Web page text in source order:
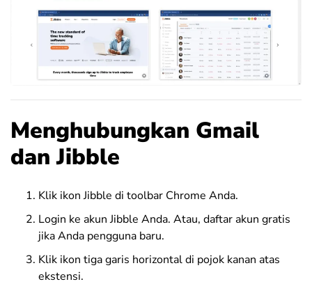
Menghubungkan Gmail
dan Jibble
Klik ikon Jibble di toolbar Chrome Anda.
Login ke akun Jibble Anda. Atau, daftar akun gratis
jika Anda pengguna baru.
Klik ikon tiga garis horizontal di pojok kanan atas
ekstensi.